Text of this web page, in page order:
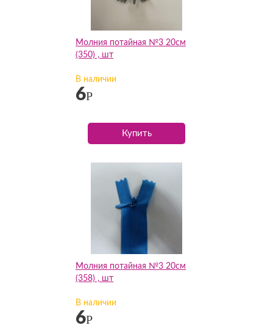
Молния потайная №3 20см
(350) , шт
В наличии
6Р
Купить
Молния потайная №3 20см
(358) , шт
В наличии
6Р